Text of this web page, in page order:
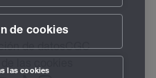
de datosCGC
de cookies
las cookies